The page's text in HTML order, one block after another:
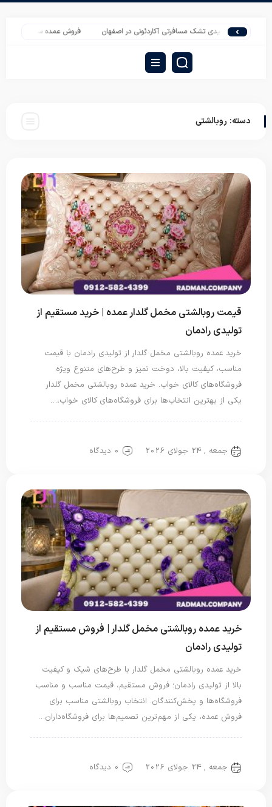
تولیدی تشک مسافرتی آکاردئونی در اصفهان فروش عمده سرویس ملحفه روتختی
دسته: روبالشتی
قیمت روبالشتی مخمل گلدار عمده | خرید مستقیم از
تولیدی رادمان
خرید عمده روبالشتی مخمل گلدار از تولیدی رادمان با قیمت
مناسب، کیفیت بالا، دوخت تمیز و طرح‌های متنوع ویژه
فروشگاه‌های کالای خواب. خرید عمده روبالشتی مخمل گلدار
یکی از بهترین انتخاب‌ها برای فروشگاه‌های کالای خواب،…
جمعه , 24 جولای 2026 0 دیدگاه
خرید عمده روبالشتی مخمل گلدار | فروش مستقیم از
تولیدی رادمان
خرید عمده روبالشتی مخمل گلدار با طرح‌های شیک و کیفیت
بالا از تولیدی رادمان؛ فروش مستقیم، قیمت مناسب و مناسب
فروشگاه‌ها و پخش‌کنندگان. انتخاب روبالشتی مناسب برای
فروش عمده، یکی از مهم‌ترین تصمیم‌ها برای فروشگاه‌داران…
جمعه , 24 جولای 2026 0 دیدگاه